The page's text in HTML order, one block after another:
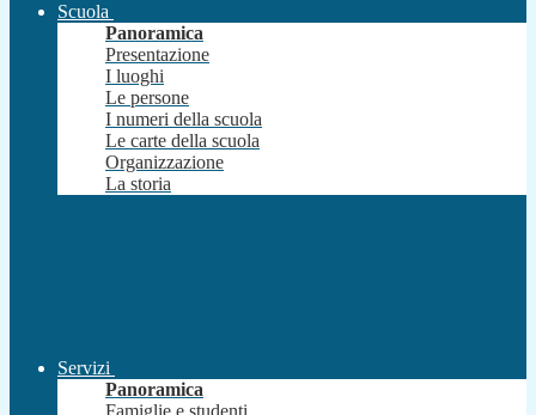
Scuola
Panoramica
Presentazione
I luoghi
Le persone
I numeri della scuola
Le carte della scuola
Organizzazione
La storia
Servizi
Panoramica